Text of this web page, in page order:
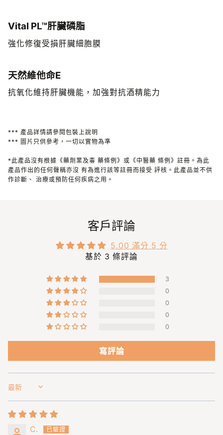
Vital PL™肝臟磷脂
強化修復受損肝臟細胞膜
天然維他命E
抗氧化維持肝臟機能，加強對抗酒精能力
*** 產品詳情請參閱包裝上說明
*** 圖片只供參考，一切以實物為準
*此產品沒有根據《藥劑業及毒 藥條例》或《中醫藥 條例》註冊。為此
產品作出的任何聲稱亦沒 有為進行該等註冊而接受 評核。此產品並不供
作診斷、 治療或預防任何疾病之用。
客戶評論
5.00 滿分 5 分
基於 3 條評論
3
0
0
0
0
寫評論
Sort by
C.